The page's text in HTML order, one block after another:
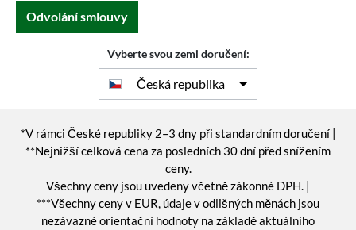
Odvolání smlouvy
Vyberte svou zemi doručení:
Česká republika
*V rámci České republiky 2–3 dny při standardním doručení |
**Nejnižší celková cena za posledních 30 dní před snížením
ceny.
Všechny ceny jsou uvedeny včetně zákonné DPH. |
***Všechny ceny v EUR, údaje v odlišných měnách jsou
nezávazné orientační hodnoty na základě aktuálního